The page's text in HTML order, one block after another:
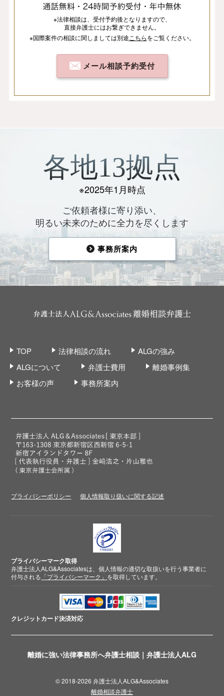
離婚に強い法律事務所へ弁護士相談｜弁護士法人ALG
※法律相談は、 受付予約後となりますので、
直接弁護士にはお繋ぎできません。
※国際案件の相談に関しましては別途 こちらをご覧ください。
メール相談予約受付
各地13拠点
※2025年1月時点
ご依頼者様に寄り添い、
明るい未来のために全力を尽くします
事務所案内
TOP 法律相談の流れ
ALGの強み
ALGについて
弁護士費用
離婚事例集
お客様の声
事務所案内
プライバシーポリシー 個人情報取り扱いに関する記述
プライバシーマーク取得
弁護士法人ALG&Associatesは、個人情報の適切な取扱いを行う事業者に
付与される 「プライバシーマーク」 を取得しています。
クレジットカード決済対応
© 2018-2026 弁護士法人ALG&Associates
離婚相談弁護士